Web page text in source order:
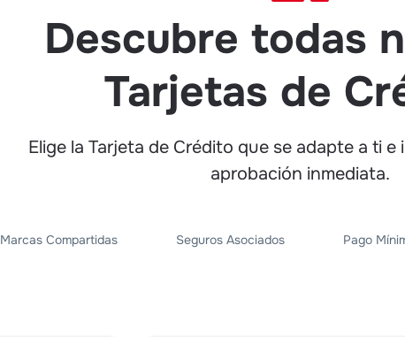
Descubre todas
Tarjetas de
Elige la Tarjeta de Crédito que se adapte a ti
aprobación inmediata.
Marcas Compartidas Seguros Asociados Pago